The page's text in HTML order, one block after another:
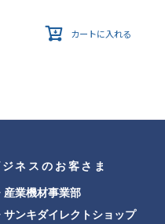
カートに入れる
ジネスのお客さま
産業機材事業部
サンキダイレクトショップ